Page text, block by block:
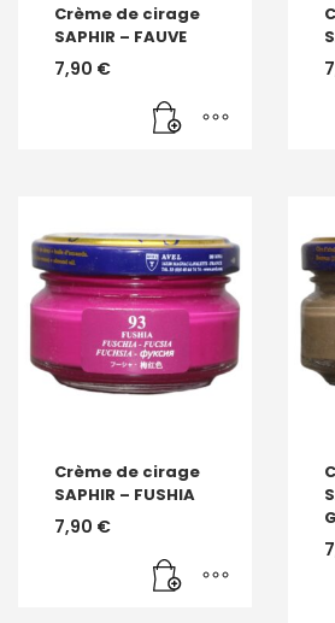
Crème de cirage
SAPHIR – FAUVE
7,90 €
Crème de cirage
SAPHIR – FUSHIA
7,90 €